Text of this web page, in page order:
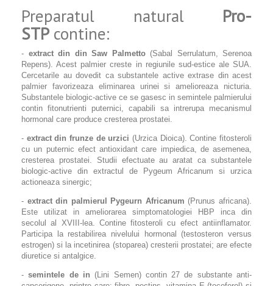
Preparatul natural Pro-
STP contine:
- extract din din Saw Palmetto(Sabal Serrulatum, Serenoa
Repens). Acest palmier creste in regiunile sud-estice ale SUA.
Cercetarile au dovedit ca substantele active extrase din acest
palmier favorizeaza eliminarea urinei si amelioreaza nicturia.
Substantele biologic-active ce se gasesc in semintele palmierului
contin fitonutrienti puternici, capabili sa intrerupa mecanismul
hormonal care produce cresterea prostatei.
- extract din frunze de urzici (Urzica Dioica). Contine fitosteroli
cu un puternic efect antioxidant care impiedica, de asemenea,
cresterea prostatei. Studii efectuate au aratat ca substantele
biologic-active din extractul de Pygeum Africanum si urzica
actioneaza sinergic;
- extract din palmierul Pygeurn Africanum (Prunus africana).
Este utilizat in ameliorarea simptomatologiei HBP inca din
secolul al XVIII-lea. Contine fitosteroli cu efect antiinflamator.
Participa la restabilirea nivelului hormonal (testosteron versus
estrogen) si la incetinirea (stoparea) cresterii prostatei; are efecte
diuretice si antalgice.
-semintele de in (Lini Semen) contin 27 de substante anti-